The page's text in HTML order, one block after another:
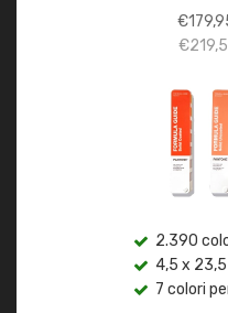
€
€
2.390
4,5 x
7 colori